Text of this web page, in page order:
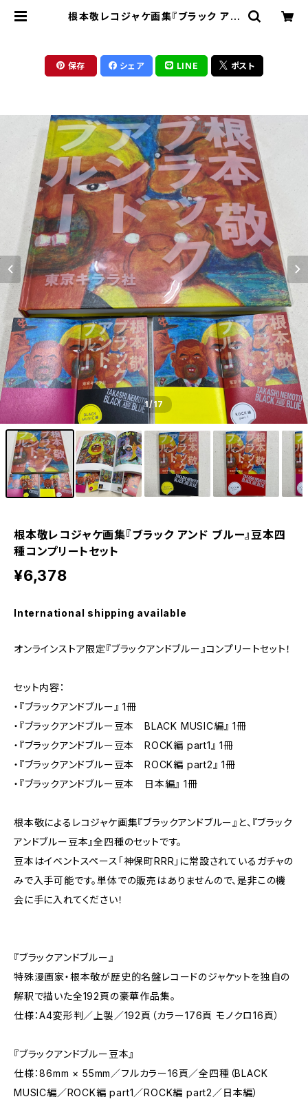
根本敬レコジャケ画集『ブラック アン
保存 シェア LINE ポスト
1/17
根本敬レコジャケ画集『ブラック アンド ブルー』豆本四
種コンプリートセット
¥6,378
International shipping available
オンラインストア限定『ブラックアンドブルー』コンプリートセット！
セット内容：
・『ブラックアンドブルー』 1冊
・『ブラックアンドブルー豆本 BLACK MUSIC編』 1冊
・『ブラックアンドブルー豆本 ROCK編 part1』 1冊
・『ブラックアンドブルー豆本 ROCK編 part2』 1冊
・『ブラックアンドブルー豆本 日本編』 1冊
根本敬によるレコジャケ画集『ブラックアンドブルー』と、『ブラック
アンドブルー豆本』全四種のセットです。
豆本はイベントスペース「神保町RRR」に常設されているガチャの
みで入手可能です。単体での販売はありませんので、是非この機
会に手に入れてください！
『ブラックアンドブルー』
特殊漫画家・根本敬が歴史的名盤レコードのジャケットを独自の
解釈で描いた全192頁の豪華作品集。
仕様：A4変形判／上製／192頁（カラー176頁 モノクロ16頁）
『ブラックアンドブルー豆本』
仕様：86mm × 55mm／フルカラー16頁／全四種（BLACK
MUSIC編／ROCK編 part1／ROCK編 part2／日本編）